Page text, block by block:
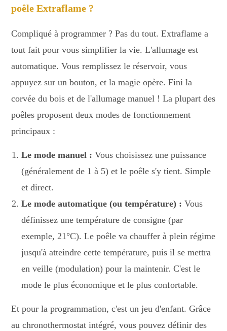
poêle Extraflame ?
Compliqué à programmer ? Pas du tout. Extraflame a
tout fait pour vous simplifier la vie. L'allumage est
automatique. Vous remplissez le réservoir, vous
appuyez sur un bouton, et la magie opère. Fini la
corvée du bois et de l'allumage manuel ! La plupart des
poêles proposent deux modes de fonctionnement
principaux :
Le mode manuel : Vous choisissez une puissance
(généralement de 1 à 5) et le poêle s'y tient. Simple
et direct.
Le mode automatique (ou température) : Vous
définissez une température de consigne (par
exemple, 21°C). Le poêle va chauffer à plein régime
jusqu'à atteindre cette température, puis il se mettra
en veille (modulation) pour la maintenir. C'est le
mode le plus économique et le plus confortable.
Et pour la programmation, c'est un jeu d'enfant. Grâce
au chronothermostat intégré, vous pouvez définir des